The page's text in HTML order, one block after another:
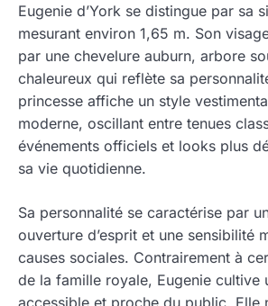
Eugenie d’York se distingue par sa
mesurant environ 1,65 m. Son
par une chevelure auburn, arbore
chaleureux qui reflète sa
princesse affiche un style
moderne, oscillant entre tenues
événements officiels et looks plus
sa vie quotidienne.
Sa personnalité se caractérise par
ouverture d’esprit et une sensibilité
causes sociales. Contrairement à
de la famille royale, Eugenie cultive
accessible et proche du public. Elle